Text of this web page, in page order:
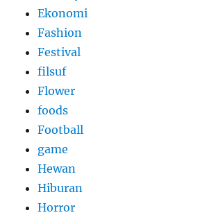
Ekonomi
Fashion
Festival
filsuf
Flower
foods
Football
game
Hewan
Hiburan
Horror